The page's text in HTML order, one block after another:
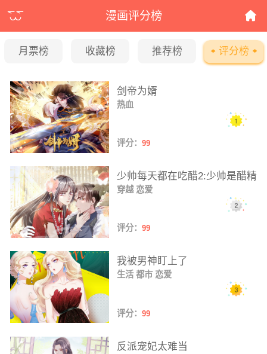
漫画评分榜
月票榜 收藏榜 推荐榜 评分榜
剑帝为婿
热血
评分： 99
少帅每天都在吃醋2:少帅是醋精
穿越 恋爱
评分： 99
我被男神盯上了
生活 都市 恋爱
评分： 99
反派宠妃太难当